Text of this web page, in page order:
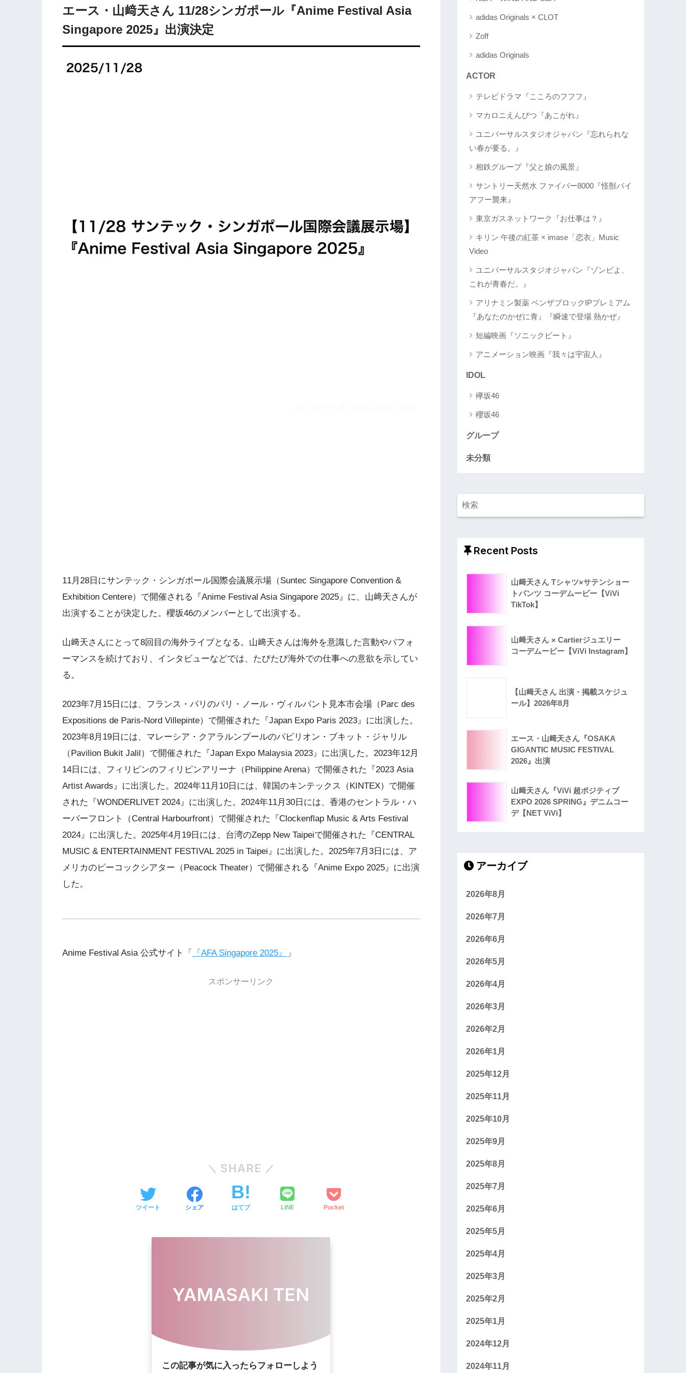
エース・山﨑天さん 11/28シンガポール『Anime Festival Asia
Singapore 2025』出演決定
11月28日にサンテック・シンガポール国際会議展示場（Suntec Singapore Convention &
Exhibition Centere）で開催される『Anime Festival Asia Singapore 2025』に、山﨑天さんが
出演することが決定した。櫻坂46のメンバーとして出演する。
山﨑天さんにとって8回目の海外ライブとなる。山﨑天さんは海外を意識した言動やパフォ
ーマンスを続けており、インタビューなどでは、たびたび海外での仕事への意欲を示してい
る。
2023年7月15日には、フランス・パリのパリ・ノール・ヴィルパント見本市会場（Parc des
Expositions de Paris-Nord Villepinte）で開催された『Japan Expo Paris 2023』に出演した。
2023年8月19日には、マレーシア・クアラルンプールのパビリオン・ブキット・ジャリル
（Pavilion Bukit Jalil）で開催された『Japan Expo Malaysia 2023』に出演した。2023年12月
14日には、フィリピンのフィリピンアリーナ（Philippine Arena）で開催された『2023 Asia
Artist Awards』に出演した。2024年11月10日には、韓国のキンテックス（KINTEX）で開催
された『WONDERLIVET 2024』に出演した。2024年11月30日には、香港のセントラル・ハ
ーバーフロント（Central Harbourfront）で開催された『Clockenflap Music & Arts Festival
2024』に出演した。2025年4月19日には、台湾のZepp New Taipeiで開催された『CENTRAL
MUSIC & ENTERTAINMENT FESTIVAL 2025 in Taipei』に出演した。2025年7月3日には、ア
メリカのピーコックシアター（Peacock Theater）で開催される『Anime Expo 2025』に出演
した。
Anime Festival Asia 公式サイト「 『AFA Singapore 2025』 」
スポンサーリンク
SHARE
ツイート シェア はてブ LINE Pocket
YAMASAKI TEN
この記事が気に入ったらフォローしよう
adidas Originals × CLOT
Zoff
adidas Originals
ACTOR
テレビドラマ『こころのフフフ』
マカロニえんぴつ『あこがれ』
ユニバーサルスタジオジャパン『忘れられな
い春が要る。』
相鉄グループ『父と娘の風景』
サントリー天然水 ファイバー8000『怪獣バイ
アフー襲来』
東京ガスネットワーク『お仕事は？』
キリン 午後の紅茶 × imase「恋衣」Music
Video
ユニバーサルスタジオジャパン『ゾンビよ、
これが青春だ。』
アリナミン製薬 ベンザブロックIPプレミアム
『あなたのかぜに青』『瞬速で登場 熱かぜ』
短編映画『ソニックビート』
アニメーション映画『我々は宇宙人』
IDOL
欅坂46
櫻坂46
グループ
未分類
Recent Posts
山﨑天さん Tシャツ×サテンショー
トパンツ コーデムービー【ViVi
TikTok】
山﨑天さん × Cartierジュエリー
コーデムービー【ViVi Instagram】
【山﨑天さん 出演・掲載スケジュ
ール】2026年8月
エース・山﨑天さん『OSAKA
GIGANTIC MUSIC FESTIVAL
2026』出演
山﨑天さん『ViVi 超ポジティブ
EXPO 2026 SPRING』デニムコー
デ【NET ViVi】
アーカイブ
2026年8月
2026年7月
2026年6月
2026年5月
2026年4月
2026年3月
2026年2月
2026年1月
2025年12月
2025年11月
2025年10月
2025年9月
2025年8月
2025年7月
2025年6月
2025年5月
2025年4月
2025年3月
2025年2月
2025年1月
2024年12月
2024年11月